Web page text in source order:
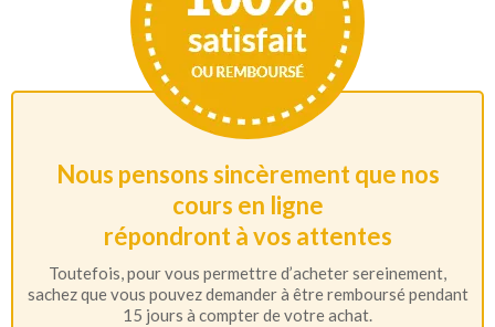
Nous pensons sincèrement que nos
cours en ligne
répondront à vos attentes
Toutefois, pour vous permettre d’acheter sereinement,
sachez que vous pouvez demander à être remboursé pendant
15 jours à compter de votre achat.